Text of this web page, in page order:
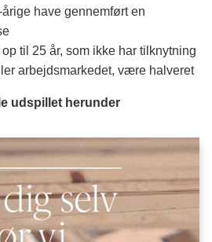
have gennemført en
til 25 år, som ikke har tilknytning
arbejdsmarkedet, være halveret
udspillet herunder